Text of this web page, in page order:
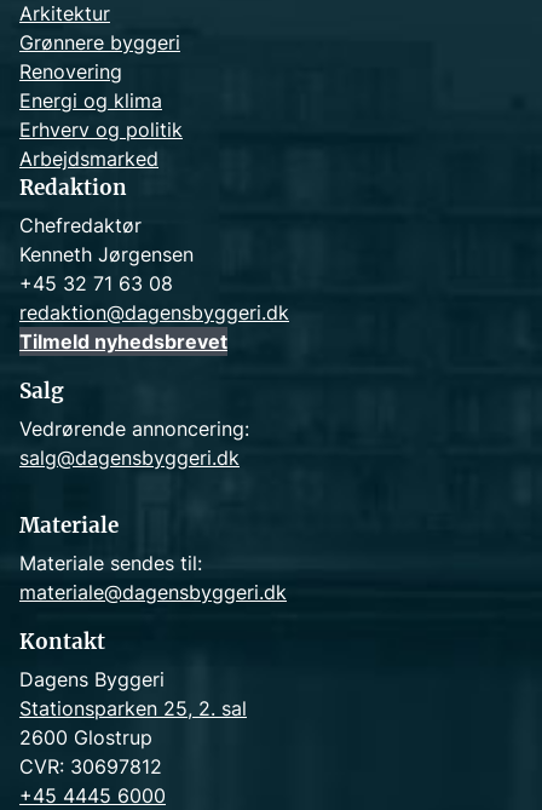
Arkitektur
Grønnere byggeri
Renovering
Energi og klima
Erhverv og politik
Arbejdsmarked
Redaktion
Chefredaktør
Kenneth Jørgensen
+45 32 71 63 08
redaktion@dagensbyggeri.dk
Tilmeld nyhedsbrevet
Salg
Vedrørende annoncering:
salg@dagensbyggeri.dk
Materiale
Materiale sendes til:
materiale@dagensbyggeri.dk
Kontakt
Dagens Byggeri
Stationsparken 25, 2. sal
2600 Glostrup
CVR: 30697812
+45 4445 6000